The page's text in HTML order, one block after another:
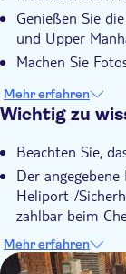
Lokales Flair
Kleine
Inklusive
Genießen Sie
und Upper
Machen Sie
Mehr erfahren
Wichtig zu
Beachten Sie,
Der
Heliport-/
zahlbar beim
300 lb (136 kg)
Alle Passagiere
Mehr erfahren